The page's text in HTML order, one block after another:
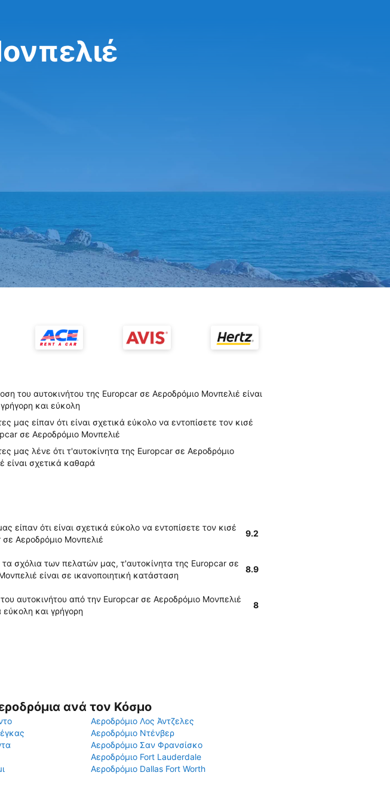
του αυτοκινήτου της Europcar σε Αεροδρόμιο Μονπελιέ είναι
και εύκολη
μας είπαν ότι είναι σχετικά εύκολο να εντοπίσετε τον κισέ
σε Αεροδρόμιο Μονπελιέ
μας λένε ότι τ'αυτοκίνητα της Europcar σε Αεροδρόμιο
είναι σχετικά καθαρά
είπαν ότι είναι σχετικά εύκολο να εντοπίσετε τον κισέ
σε Αεροδρόμιο Μονπελιέ
9.2
σχόλια των πελατών μας, τ'αυτοκίνητα της Europcar σε
είναι σε ικανοποιητική κατάσταση
8.9
αυτοκινήτου από την Europcar σε Αεροδρόμιο Μονπελιέ
εύκολη και γρήγορη
8
ανά τον Κόσμο
Αεροδρόμιο Λος Άντζελες
Αεροδρόμιο Ντένβερ
Αεροδρόμιο Σαν Φρανσίσκο
Αεροδρόμιο Fort Lauderdale
Αεροδρόμιο Dallas Fort Worth